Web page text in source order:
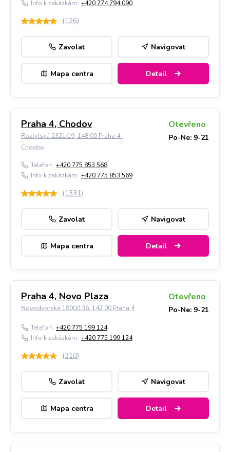
Info k zakázkám: +420 774 794 090
(126)
Zavolat Navigovat
Mapa centra Detail
Praha 4, Chodov
Roztylská 2321/19, 148 00 Praha 4-
Chodov
Otevřeno
Po-Ne: 9-21
Telefon: +420 775 853 568
Info k zakázkám: +420 775 853 569
(1331)
Zavolat Navigovat
Mapa centra Detail
Praha 4, Novo Plaza
Novodvorská 1800/136, 142 00 Praha 4
Otevřeno
Po-Ne: 9-21
Telefon: +420 775 199 124
Info k zakázkám: +420 775 199 124
(310)
Zavolat Navigovat
Mapa centra Detail